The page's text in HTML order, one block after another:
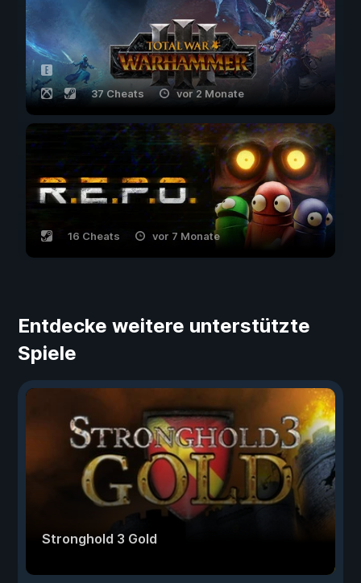
37 Cheats vor 2 Monate
16 Cheats vor 7 Monate
Entdecke weitere unterstützte
Spiele
Stronghold 3 Gold